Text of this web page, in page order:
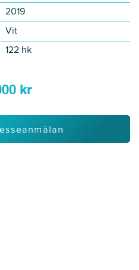
kr
2019
Vit
122 hk